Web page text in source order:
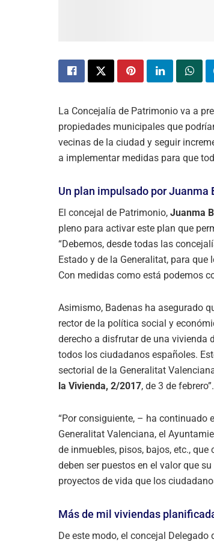
La Concejalía de Patrimonio va a
propiedades municipales que
vecinas de la ciudad y seguir
a implementar medidas para que
Un plan impulsado por Juanma
El concejal de Patrimonio, Juanma
pleno para activar este plan que
“Debemos, desde todas las
Estado y de la Generalitat, para
Con medidas como está podemos
Asimismo, Badenas ha asegurado
rector de la política social y
derecho a disfrutar de una vivienda
todos los ciudadanos españoles.
sectorial de la Generalitat
la Vivienda, 2/2017, de 3 de febrero”.
“Por consiguiente, – ha continuado
Generalitat Valenciana, el
de inmuebles, pisos, bajos, etc.,
deben ser puestos en el valor que
proyectos de vida que los
Más de mil viviendas
De este modo, el concejal